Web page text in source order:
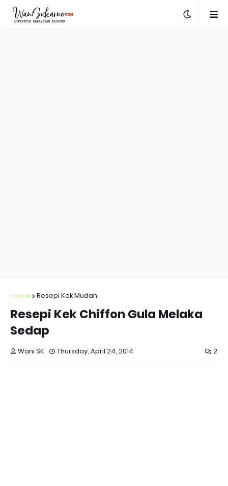
Home Resepi Kek Mudah
Resepi Kek Chiffon Gula Melaka
Sedap
Wani SK Thursday, April 24, 2014 2